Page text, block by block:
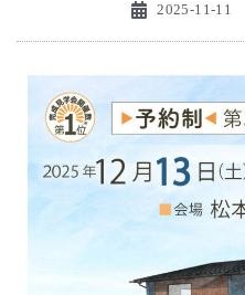
2025-11-11